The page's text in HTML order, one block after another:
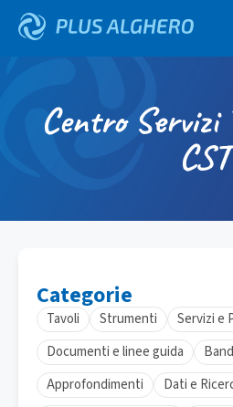
Centro
CST
Categorie
Tavoli Strumenti Servizi e
Documenti e linee guida
Approfondimenti
Dati e